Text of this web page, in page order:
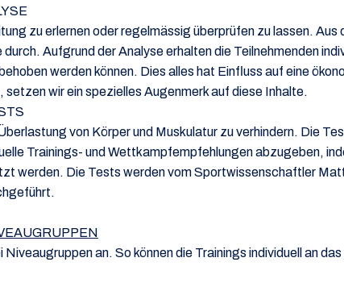
zu erlernen oder regelmässig überprüfen zu lassen. Aus
Aufgrund der Analyse erhalten die Teilnehmenden
werden können. Dies alles hat Einfluss auf eine
wir ein spezielles Augenmerk auf diese Inhalte.
von Körper und Muskulatur zu verhindern. Die
Trainings- und Wettkampfempfehlungen abzugeben,
werden. Die Tests werden vom Sportwissenschaftler
an. So können die Trainings individuell an